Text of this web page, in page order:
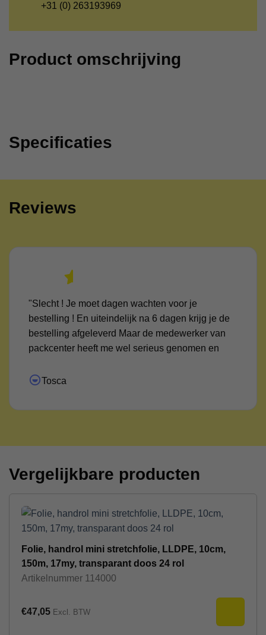
+31 (0) 263193969
Product omschrijving
Specificaties
Reviews
"Slecht ! Je moet dagen wachten voor je
bestelling ! En uiteindelijk na 6 dagen krijg je de
bestelling afgeleverd Maar de medewerker van
packcenter heeft me wel serieus genomen en
dank !"
Tosca
Vergelijkbare producten
Folie, handrol mini stretchfolie, LLDPE, 10cm,
150m, 17my, transparant doos 24 rol
Artikelnummer 114000
€47,05 Excl. BTW